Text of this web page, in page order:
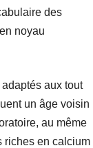
des
noyau
aux tout
un âge voisin
au même
riches en calcium